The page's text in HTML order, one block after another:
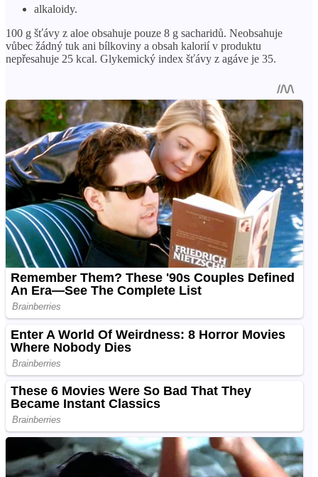
alkaloidy.
100 g šťávy z aloe obsahuje pouze 8 g sacharidů. Neobsahuje
vůbec žádný tuk ani bílkoviny a obsah kalorií v produktu
nepřesahuje 25 kcal. Glykemický index šťávy z agáve je 35.